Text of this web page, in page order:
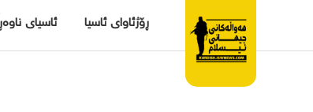
ڕۆژئاوای ئاسیا ئاسیای